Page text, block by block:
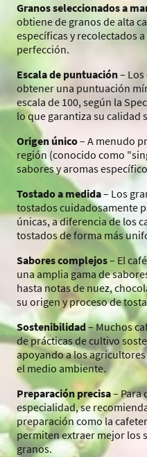
Granos seleccionados a
obtiene de granos de alta
específicas y recolectados
perfección.
Escala de puntuación–
obtener una puntuación
escala de 100, según la
lo que garantiza su calidad
Origen único– A menudo
región (conocido como
sabores y aromas
Tostado a medida– Los
tostados cuidadosamente
únicas, a diferencia de los
tostados de forma más
Sabores complejos– El
una amplia gama de
hasta notas de nuez,
su origen y proceso de
Sostenibilidad– Muchos
de prácticas de cultivo
apoyando a los
el medio ambiente.
Preparación precisa– Para
especialidad, se
preparación como la
permiten extraer mejor los
granos.